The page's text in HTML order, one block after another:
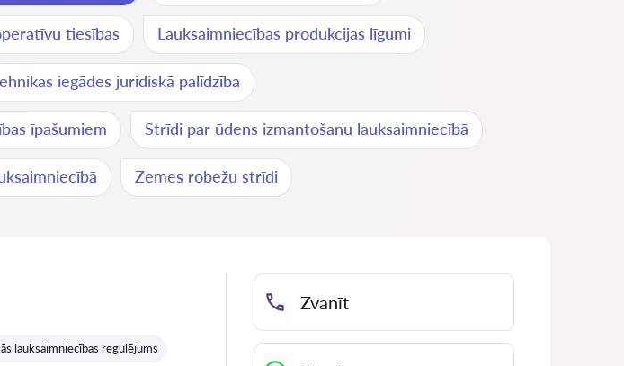
tiesības Lauksaimniecības produkcijas līgumi
iegādes juridiskā palīdzība
īpašumiem Strīdi par ūdens izmantošanu lauksaimniecībā
Zemes robežu strīdi
lauksaimniecības regulējums
Zvanīt